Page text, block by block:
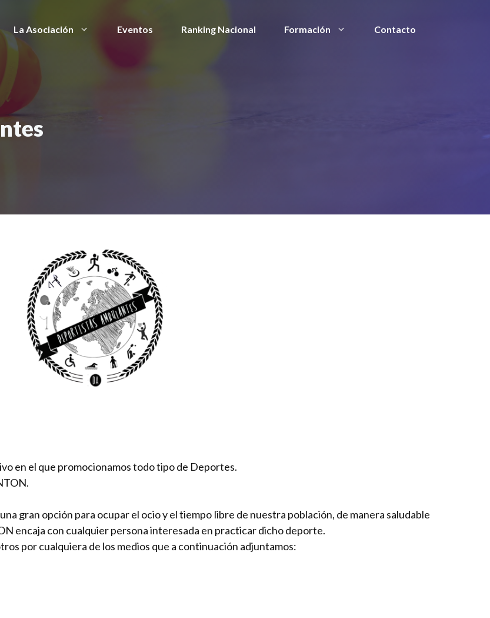
La Asociación Eventos Ranking Nacional Formación Contacto
en el que promocionamos todo tipo de Deportes.
gran opción para ocupar el ocio y el tiempo libre de nuestra población, de manera saludable
encaja con cualquier persona interesada en practicar dicho deporte.
por cualquiera de los medios que a continuación adjuntamos: